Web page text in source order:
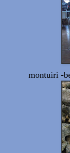
montuiri -